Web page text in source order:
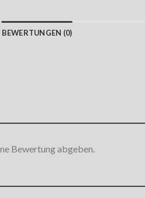
BEWERTUNGEN (0)
Bewertung abgeben.